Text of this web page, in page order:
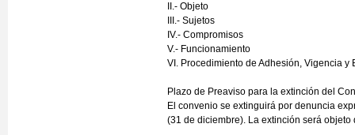
II.- Objeto
III.- Sujetos
IV.- Compromisos
V.- Funcionamiento
VI. Procedimiento de Adhesión, Vigencia y
Plazo de Preaviso para la extinción del
El convenio se extinguirá por denuncia
(31 de diciembre). La extinción será objeto